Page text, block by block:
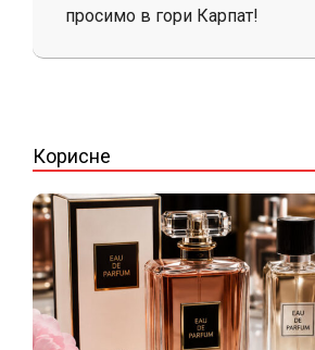
просимо в гори Карпат!
2025-
Корисне